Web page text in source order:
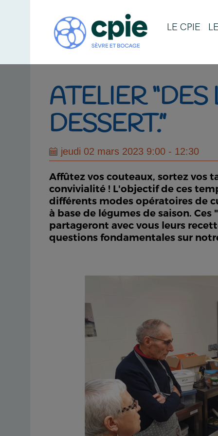
LE CPIE
ATELIER
DESSERT.”
jeudi 02 mars 2023 9:00 - 12:30
Affûtez vos couteaux, sortez vos
convivialité ! L'objectif de ces
différents modes opératoires de
à base de légumes de saison.
partageront avec vous leurs
questions fondamentales sur